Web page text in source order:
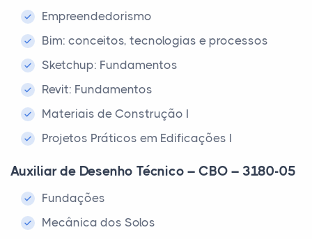
Empreendedorismo
Bim: conceitos, tecnologias e processos
Sketchup: Fundamentos
Revit: Fundamentos
Materiais de Construção I
Projetos Práticos em Edificações I
Auxiliar de Desenho Técnico – CBO – 3180-05
Fundações
Mecânica dos Solos